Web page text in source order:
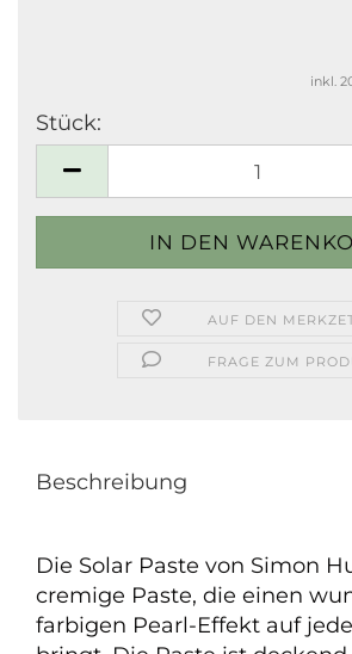
inkl.
Stück:
AUF DEN
FRAGE ZUM
Beschreibung
Die Solar Paste von Simon
cremige Paste, die einen
farbigen Pearl-Effekt auf